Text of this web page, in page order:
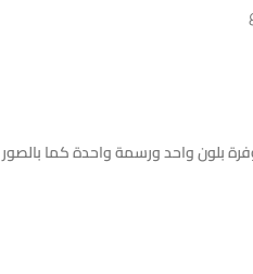
بلون واحد ورسمة واحدة كما بالصور